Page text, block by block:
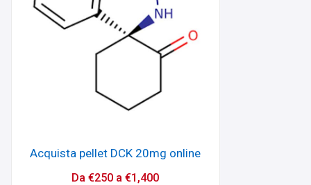
Acquista pellet DCK 20mg online
Da€250 a€1,400